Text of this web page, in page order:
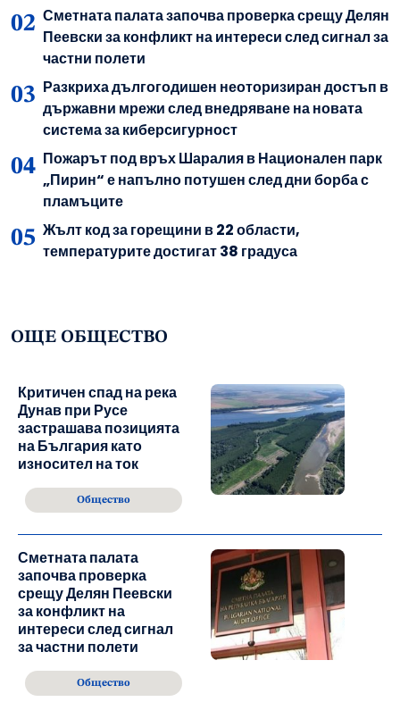
Сметната палата започва проверка срещу Делян
Пеевски за конфликт на интереси след сигнал за
частни полети
Разкриха дългогодишен неоторизиран достъп в
държавни мрежи след внедряване на новата
система за киберсигурност
Пожарът под връх Шаралия в Национален парк
„Пирин“ е напълно потушен след дни борба с
пламъците
Жълт код за горещини в 22 области,
температурите достигат 38 градуса
ОЩЕ ОБЩЕСТВО
Критичен спад на река
Дунав при Русе
застрашава позицията
на България като
износител на ток
Общество
Сметната палата
започва проверка
срещу Делян Пеевски
за конфликт на
интереси след сигнал
за частни полети
Общество